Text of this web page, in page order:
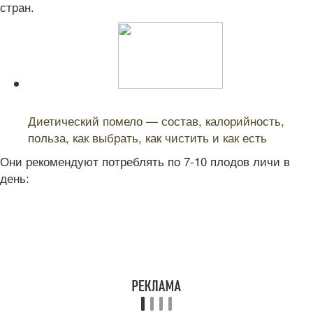
стран.
Диетический помело — состав, калорийность,
польза, как выбрать, как чистить и как есть
Они рекомендуют потреблять по 7-10 плодов личи в
день: